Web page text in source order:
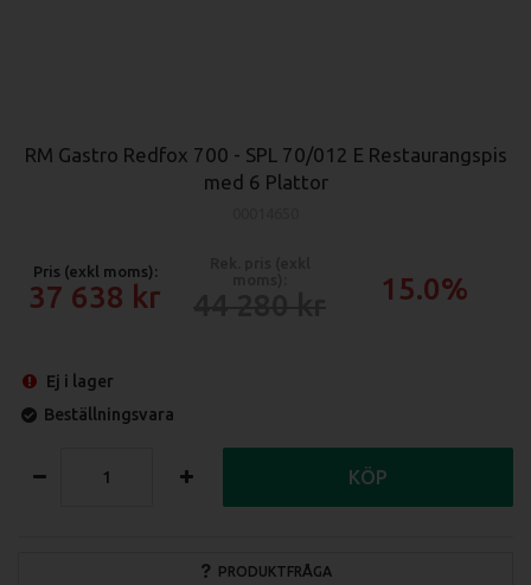
RM Gastro Redfox 700 - SPL 70/012 E Restaurangspis
med 6 Plattor
Pris (exkl moms):
37 638 15.0%
Ej i lager
Beställningsvara
PRODUKTFRÅGA
KÖP